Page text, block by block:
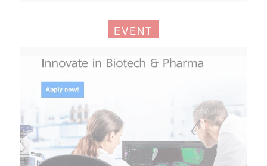
EVENT